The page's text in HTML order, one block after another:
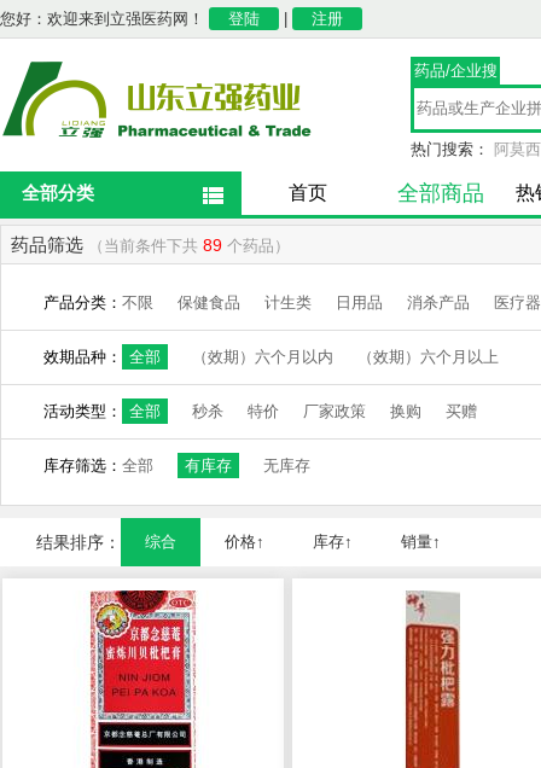
您好：欢迎来到立强医药网！ 登陆 注册
药品/企业搜
索
热门搜索： 阿莫
全部分类 首页 全部商品 热
药品筛选 （当前条件下共 89 个药品）
产品分类： 不限 保健食品 计生类 日用品 消杀产品 医疗
效期品种： 全部 （效期）六个月以内 （效期）六个月以上
活动类型： 全部 秒杀 特价 厂家政策 换购 买赠
库存筛选： 全部 有库存 无库存
结果排序： 综合 价格↑ 库存↑ 销量↑